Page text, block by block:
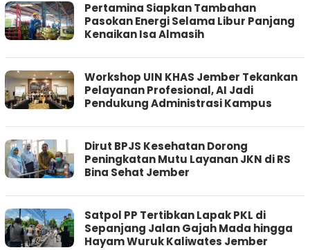
Pertamina Siapkan Tambahan
Pasokan Energi Selama Libur Panjang
Kenaikan Isa Almasih
Workshop UIN KHAS Jember Tekankan
Pelayanan Profesional, AI Jadi
Pendukung Administrasi Kampus
Dirut BPJS Kesehatan Dorong
Peningkatan Mutu Layanan JKN di RS
Bina Sehat Jember
Satpol PP Tertibkan Lapak PKL di
Sepanjang Jalan Gajah Mada hingga
Hayam Wuruk Kaliwates Jember